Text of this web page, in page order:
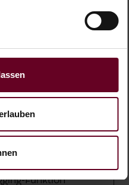
Cookie
eine Anzeige
und an
der
wenn
Funktion
Bestän